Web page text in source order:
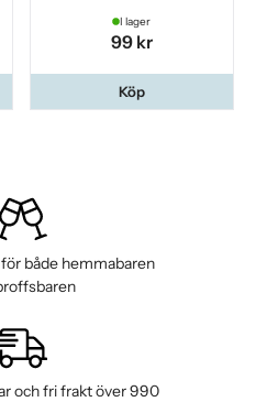
I lager
99 kr
Köp
både hemmabaren
och fri frakt över 990